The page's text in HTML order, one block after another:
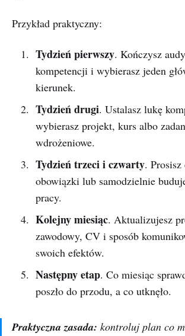
Przykład praktyczny:
Tydzień pierwszy. Kończysz
kompetencji i wybierasz jeden
kierunek.
Tydzień drugi. Ustalasz lukę
wybierasz projekt, kurs albo
wdrożeniowe.
Tydzień trzeci i czwarty. Prosisz
obowiązki lub samodzielnie
pracy.
Kolejny miesiąc. Aktualizujesz
zawodowy, CV i sposób
swoich efektów.
Następny etap. Co miesiąc
poszło do przodu, a co utknęło.
Praktyczna zasada: kontroluj plan co